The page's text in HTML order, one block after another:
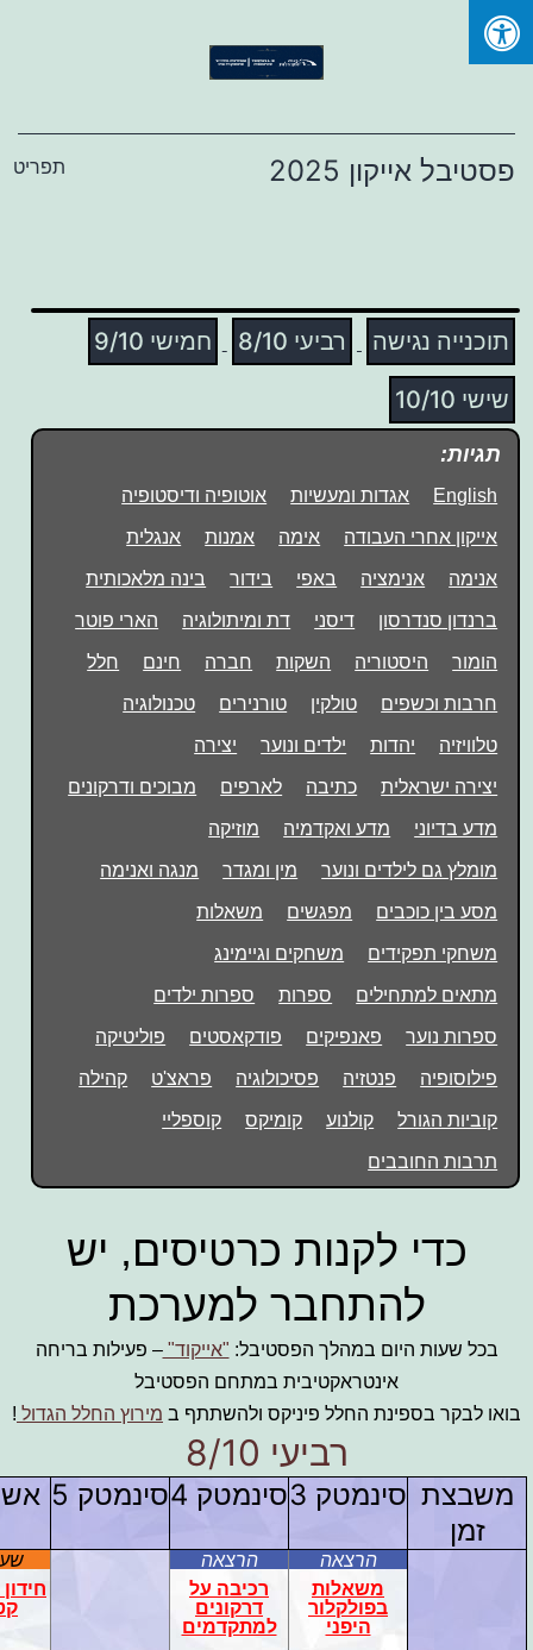
Skip
פסטיבל אייקון 2025 תפריט
תוכנייה נגישה רביעי 8/10 חמישי 9/10
שישי 10/10
תגיות:
English אגדות ומעשיות אוטופיה ודיסטופיה
אייקון אחרי העבודה אימה אמנות אנגלית
אנימה אנימציה באפי בידור בינה מלאכותית
ברנדון סנדרסון דיסני דת ומיתולוגיה הארי פוטר
הומור היסטוריה השקות חברה חינם חלל
חרבות וכשפים טולקין טורנירים טכנולוגיה
טלוויזיה יהדות ילדים ונוער יצירה
יצירה ישראלית כתיבה לארפים מבוכים ודרקונים
מדע בדיוני מדע ואקדמיה מוזיקה
מומלץ גם לילדים ונוער מין ומגדר מנגה ואנימה
מסע בין כוכבים מפגשים משאלות
משחקי תפקידים משחקים וגיימינג
מתאים למתחילים ספרות ספרות ילדים
ספרות נוער פאנפיקים פודקאסטים פוליטיקה
פילוסופיה פנטזיה פסיכולוגיה פראצ'ט קהילה
קוביות הגורל קולנוע קומיקס קוספליי
תרבות החובבים
כדי לקנות כרטיסים, יש
להתחבר למערכת
בכל שעות היום במהלך הפסטיבל: "אייקוד"– פעילות בריחה
אינטראקטיבית במתחם הפסטיבל
בואו לבקר בספינת החלל פיניקס ולהשתתף ב מירוץ החלל הגדול !
רביעי 8/10
משבצת
זמן
סינמטק 3 סינמטק 4 סינמטק 5
הרצאה
משאלות
בפולקלור
היפני
הרצאה
רכיבה על
דרקונים
למתקדמים